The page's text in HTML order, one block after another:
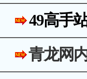
49高手
青龙网